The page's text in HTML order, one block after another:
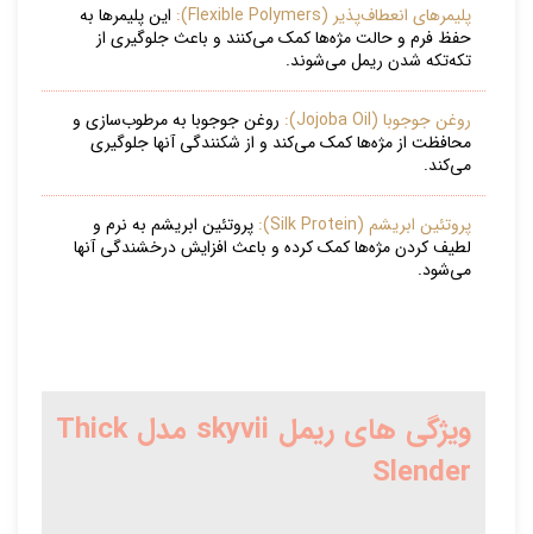
پلیمرهای انعطاف‌پذیر (Flexible Polymers):
این پلیمرها به
حفظ فرم و حالت مژه‌ها کمک می‌کنند و باعث جلوگیری از
تکه‌تکه شدن ریمل می‌شوند.
روغن جوجوبا (Jojoba Oil):
روغن جوجوبا به مرطوب‌سازی و
محافظت از مژه‌ها کمک می‌کند و از شکنندگی آنها جلوگیری
می‌کند.
پروتئین ابریشم (Silk Protein):
پروتئین ابریشم به نرم و
لطیف کردن مژه‌ها کمک کرده و باعث افزایش درخشندگی آنها
می‌شود.
ویژگی های ریمل skyvii مدل Thick
Slender